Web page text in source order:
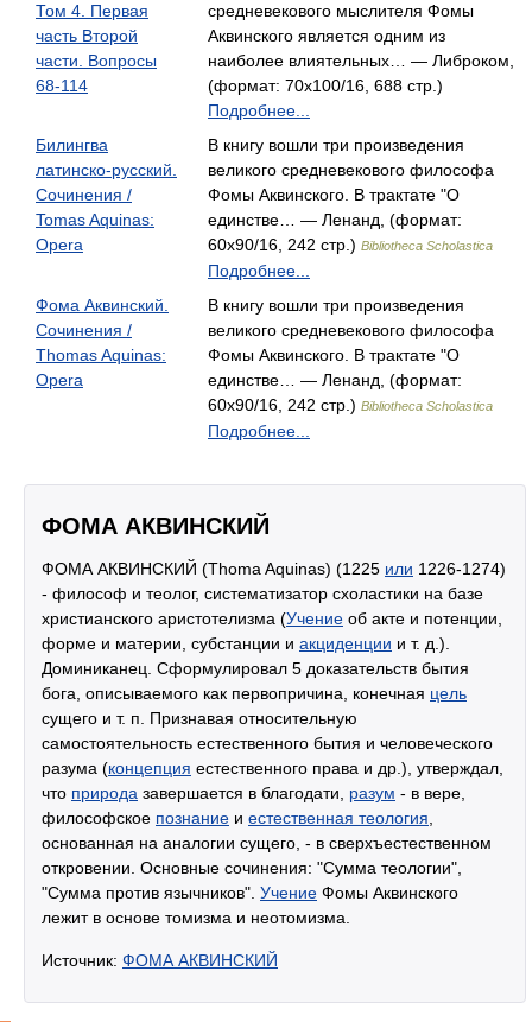
Том 4. Первая
часть Второй
части. Вопросы
68-114
средневекового мыслителя Фомы
Аквинского является одним из
наиболее влиятельных… — Либроком,
(формат: 70x100/16, 688 стр.)
Подробнее...
Билингва
латинско-русский.
Сочинения /
Tomas Aquinas:
Opera
В книгу вошли три произведения
великого средневекового философа
Фомы Аквинского. В трактате "О
единстве… — Ленанд, (формат:
60x90/16, 242 стр.) Bibliotheca Scholastica
Подробнее...
Фома Аквинский.
Сочинения /
Thomas Aquinas:
Opera
В книгу вошли три произведения
великого средневекового философа
Фомы Аквинского. В трактате "О
единстве… — Ленанд, (формат:
60x90/16, 242 стр.) Bibliotheca Scholastica
Подробнее...
ФОМА АКВИНСКИЙ
ФОМА АКВИНСКИЙ (Thoma Aquinas) (1225 или 1226-1274)
- философ и теолог, систематизатор схоластики на базе
христианского аристотелизма (Учение об акте и потенции,
форме и материи, субстанции и акциденции и т. д.).
Доминиканец. Сформулировал 5 доказательств бытия
бога, описываемого как первопричина, конечная цель
сущего и т. п. Признавая относительную
самостоятельность естественного бытия и человеческого
разума (концепция естественного права и др.), утверждал,
что природа завершается в благодати, разум - в вере,
философское познание и естественная теология
основанная на аналогии сущего, - в сверхъестественном
откровении. Основные сочинения: "Сумма теологии",
"Сумма против язычников". Учение Фомы Аквинского
лежит в основе томизма и неотомизма.
Источник: ФОМА АКВИНСКИЙ